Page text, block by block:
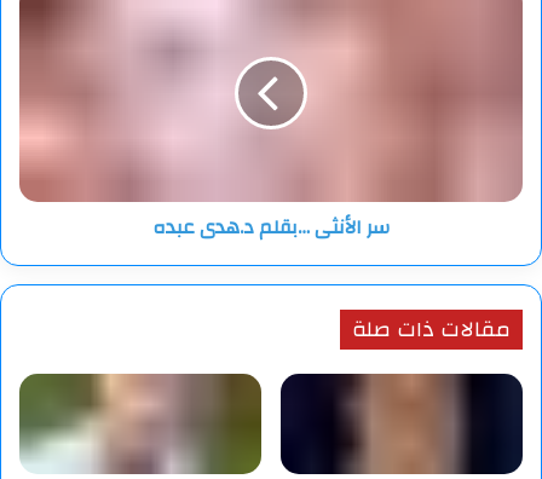
سر الأنثى …بقلم د.هدى عبده
مقالات ذات صلة